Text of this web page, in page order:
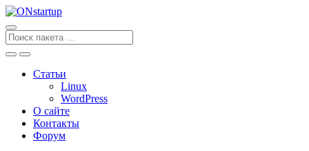
Перейти
к
содержанию
Поиск
для
Статьи
Linux
WordPress
О сайте
Контакты
Форум